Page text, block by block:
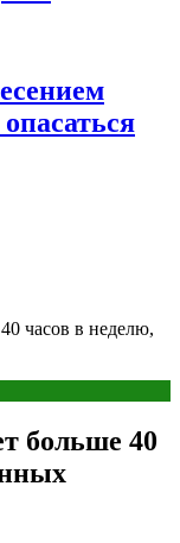
часов в неделю,
больше 40